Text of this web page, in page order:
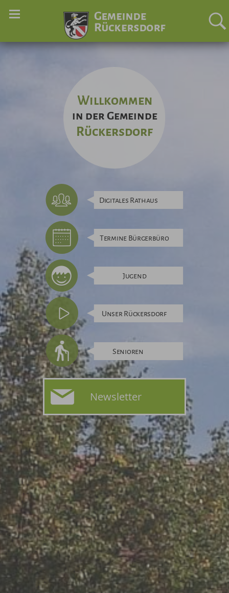
Newsletter
Willkommen
in der Gemeinde
Rückersdorf
Digitales Rathaus
Termine Bürgerbüro
Jugend
Unser Rückersdorf
Senioren